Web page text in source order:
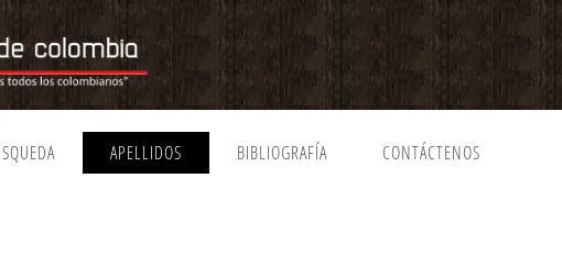
APELLIDOS BIBLIOGRAFÍA CONTÁCTENOS